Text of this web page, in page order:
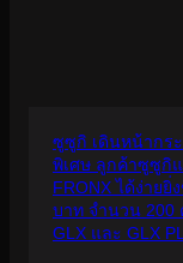
ซูซูกิ เดินหน้ากร
พิเศษ ลูกค้าซูซูกิแ
FRONX ได้ง่ายยิ่
บาท จำนวน 200
GLX และ GLX